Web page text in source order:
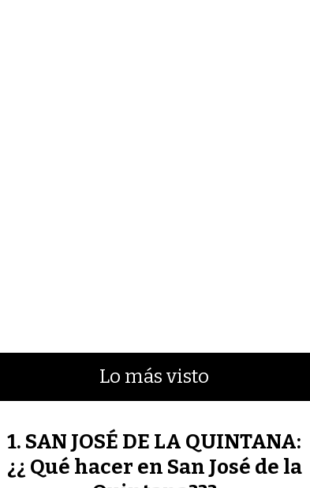
Lo más visto
SAN JOSÉ DE LA QUINTANA:
¿¿ Qué hacer en San José de la